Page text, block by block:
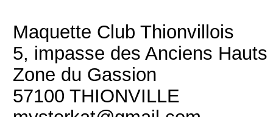
Maquette Club Thionvillois
5, impasse des Anciens
Zone du Gassion
57100 THIONVILLE